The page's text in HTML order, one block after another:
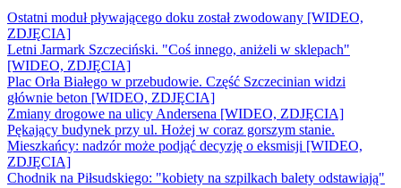
Ostatni moduł pływającego doku został zwodowany [WIDEO,
ZDJĘCIA]
Letni Jarmark Szczeciński. "Coś innego, aniżeli w sklepach"
[WIDEO, ZDJĘCIA]
Plac Orła Białego w przebudowie. Część Szczecinian widzi
głównie beton [WIDEO, ZDJĘCIA]
Zmiany drogowe na ulicy Andersena [WIDEO, ZDJĘCIA]
Pękający budynek przy ul. Hożej w coraz gorszym stanie.
Mieszkańcy: nadzór może podjąć decyzję o eksmisji [WIDEO,
ZDJĘCIA]
Chodnik na Piłsudskiego: "kobiety na szpilkach balety odstawiają"